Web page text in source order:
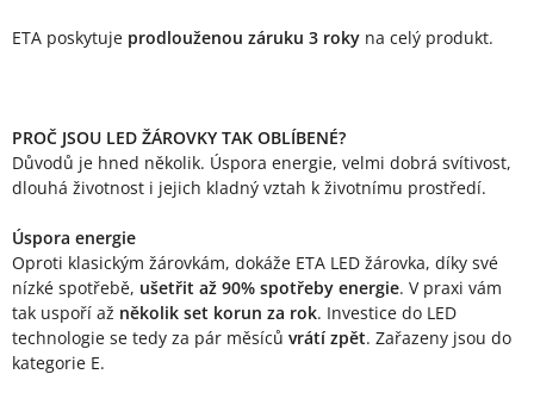
ETA poskytuje prodlouženou záruku 3 roky na celý produkt.
PROČ JSOU LED ŽÁROVKY TAK OBLÍBENÉ?
Důvodů je hned několik. Úspora energie, velmi dobrá svítivost,
dlouhá životnost i jejich kladný vztah k životnímu prostředí.
Úspora energie
Oproti klasickým žárovkám, dokáže ETA LED žárovka, díky své
nízké spotřebě, ušetřit až 90% spotřeby energie. V praxi vám
tak uspoří až několik set korun za rok. Investice do LED
technologie se tedy za pár měsíců vrátí zpět. Zařazeny jsou do
kategorie E.